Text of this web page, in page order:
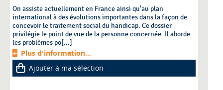
On assiste actuellement en France ainsi qu'au plan
international à des évolutions importantes dans la façon de
concevoir le traitement social du handicap. Ce dossier
privilégie le point de vue de la personne concernée. Il aborde
les problèmes po[...]
Plus d'information...
Ajouter à ma sélection